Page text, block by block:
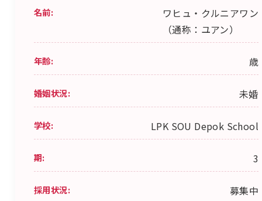
名前:
ワヒュ・クルニアワン
（通称：ユアン）
年齢: 歳
婚姻状況: 未婚
学校: LPK SOU Depok School
期: 3
採用状況: 募集中